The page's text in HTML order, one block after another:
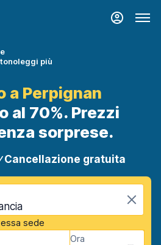
più
a Perpignan
al 70%. Prezzi
sorprese.
Cancellazione gratuita
sede
Ora